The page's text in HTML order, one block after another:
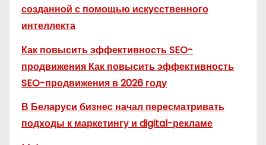
созданной с помощью искусственного
интеллекта
Как повысить эффективность SEO-
продвижения Как повысить эффективность
SEO-продвижения в 2026 году
В Беларуси бизнес начал пересматривать
подходы к маркетингу и digital-рекламе